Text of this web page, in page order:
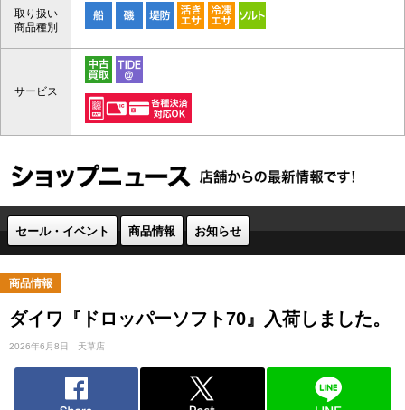
取り扱い
商品種別
サービス
セール・イベント 商品情報 お知らせ
商品情報
ダイワ『ドロッパーソフト70』入荷しました。
2026年6月8日 天草店